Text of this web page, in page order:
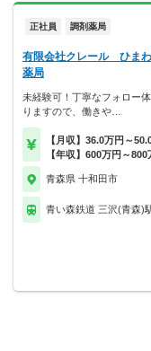
正社員 調剤薬局
有限会社クレール ひま
薬局
未経験可！丁寧なフォロー
りますので、働きや…
【月収】36.0万円～
【年収】600万円～800
青森県 十和田市
青い森鉄道 三沢(青森)